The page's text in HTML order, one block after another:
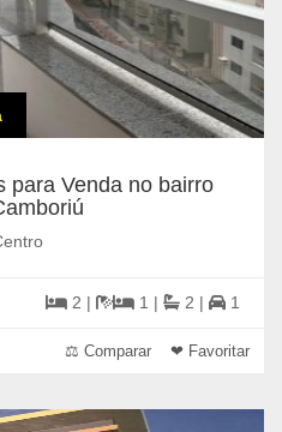
para Venda no bairro
2 | 1 | 2 | 1
⚖ Comparar ❤ Favoritar